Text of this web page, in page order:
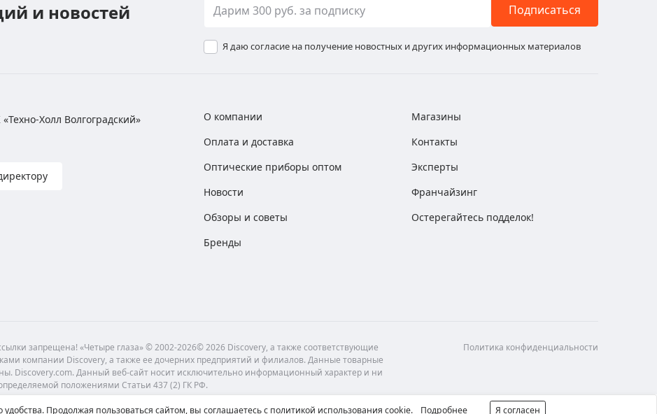
и новостей Подписаться
Я даю согласие на получение новостных и других информационных материалов
Холл Волгоградский»
О компании
Оплата и доставка
Оптические приборы оптом
Новости
Обзоры и советы
Бренды
Магазины
Контакты
Эксперты
Франчайзинг
Остерегайтесь подделок!
запрещена! «Четыре глаза» © 2002-2026© 2026 Discovery, а также соответствующие
компании Discovery, а также ее дочерних предприятий и филиалов. Данные товарные
Discovery.com. Данный веб-сайт носит исключительно информационный характер и ни
положениями Статьи 437 (2) ГК РФ.
Политика конфиденциальности
Продолжая пользоваться сайтом, вы соглашаетесь с политикой использования cookie. Подробнее Я согласен